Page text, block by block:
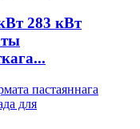
283 кВт